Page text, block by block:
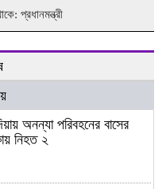
প্রধানমন্ত্রী
অনন্যা পরিবহনের বাসের
নিহত ২